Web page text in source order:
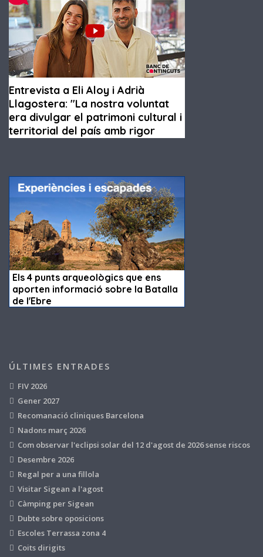
ÚLTIMES ENTRADES
FIV 2026
Gener 2027
Recomanació cliniques Barcelona
Nadons març 2026
Com observar l'eclipsi solar del 12 d'agost de 2026 sense riscos
Desembre 2026
Regal per a una fillola
Visitar Sigean a l'agost
Càmping per Sigean
Dubte sobre oposicions
Escoles Terrassa zona 4
Coits dirigits